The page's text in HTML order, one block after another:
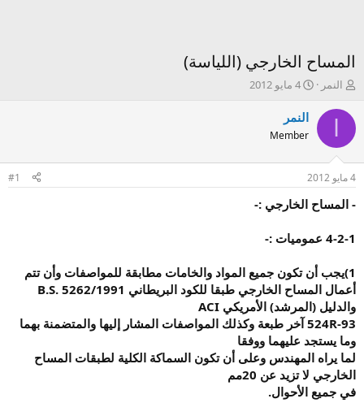
المساح الخارجي (اللياسة)
ك
ت
م
و
ض
النمر
ت
ر
خ
إ
ن
ء
4 مايو 2012
النمر
Member
4 مايو 2012 #1
- المساح الخارجي :-
4-2-1 عموميات :-
1) يجب أن تكون جميع المواد والخامات مطابقة للمواصفات وأن تتم
أعمال المساح الخارجي طبقا للكود البريطاني
والدليل (المرشد) الأمريكي
524R-93 آخر طبعة وكذلك المواصفات المشار إليها والمتضمنة بهما
وما يستجد عليهما ووفقا
لما يراه المهندس وعلى أن تكون السماكة الكلية لطبقات المساح
الخارجي لا تزيد عن 20مم
في جميع الأحوال.